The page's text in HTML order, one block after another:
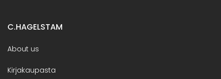
C.HAGELSTAM
About us
Kirjakaupasta